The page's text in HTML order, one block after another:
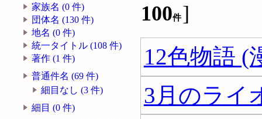
家族名 (0 件)
団体名 (130 件)
地名 (0 件)
統一タイトル (108 件)
著作 (1 件)
普通件名 (69 件)
細目なし (3 件)
細目 (0 件)
100件]
12色物語 (
3月のライ